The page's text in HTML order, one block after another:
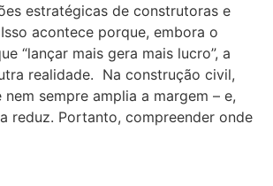
estratégicas de construtoras e
acontece porque, embora o
“lançar mais gera mais lucro”, a
realidade. Na construção civil,
sempre amplia a margem – e,
reduz. Portanto, compreender onde